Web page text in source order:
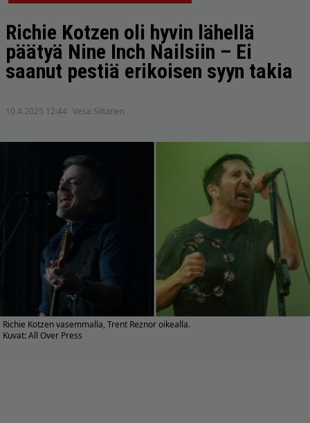
Richie Kotzen oli hyvin lähellä
päätyä Nine Inch Nailsiin – Ei
saanut pestiä erikoisen syyn takia
10.4.2025 12:44 Vesa Siltanen
Richie Kotzen vasemmalla, Trent Reznor oikealla.
Kuvat: All Over Press